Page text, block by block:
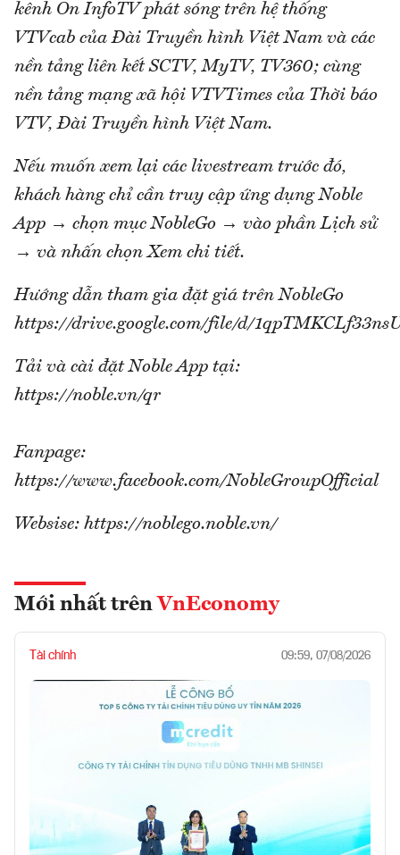
kênh On InfoTV phát sóng trên hệ thống
VTVcab của Đài Truyền hình Việt Nam và các
nền tảng liên kết SCTV, MyTV, TV360; cùng
nền tảng mạng xã hội VTVTimes của Thời báo
VTV, Đài Truyền hình Việt Nam.
Nếu muốn xem lại các livestream trước đó,
khách hàng chỉ cần truy cập ứng dụng Noble
App → chọn mục NobleGo → vào phần Lịch sử
→ và nhấn chọn Xem chi tiết.
Hướng dẫn tham gia đặt giá trên NobleGo
https://drive.google.com/file/d/
Tải và cài đặt Noble App tại:
https://noble.vn/qr
Fanpage:
https://www.facebook.com/NobleGroupOfficial
Websise: https://noblego.noble.vn/
Mới nhất trên VnEconomy
Tài chính 09:59, 07/08/2026